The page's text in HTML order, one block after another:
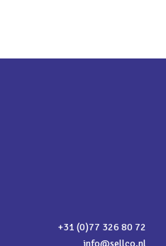
+31 (0)77 326 80 72
info@sellco.nl